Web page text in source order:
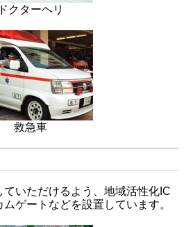
ドクターヘリ
救急車
ていただけるよう、地域活性化IC
ゲートなどを設置しています。